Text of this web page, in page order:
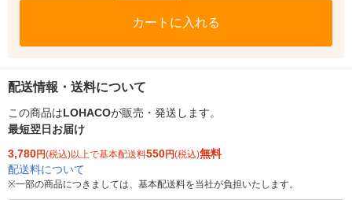
カートに入れる
配送情報・送料について
この商品はLOHACOが販売・発送します。
最短翌日お届け
3,780円(税込)以上で基本配送料550円(税込)無料
配送料について
※一部の商品につきましては、基本配送料を当社が負担いたします。